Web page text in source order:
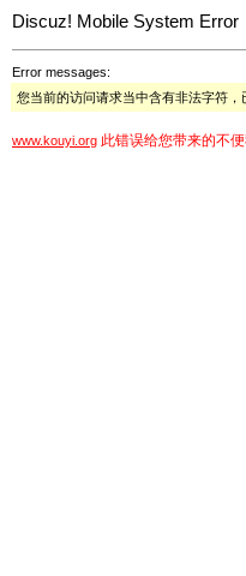
Discuz! Mobile System Error
Error messages:
您当前的访问请求当中含有非法字符，
www.kouyi.org 此错误给您带来的不